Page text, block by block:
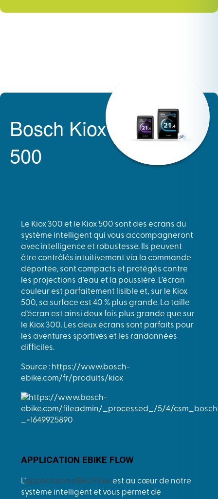
Bosch Kiox
500
Le Kiox 300 et le Kiox 500 sont des écrans du
système intelligent qui vous accompagneront
avec intelligence et robustesse. Ils peuvent
être contrôlés intuitivement via la commande
déportée, sont compacts et protégés contre
les projections d’eau et la poussière. L’écran
couleur est parfaitement lisible et, sur le Kiox
500, sa surface est 40 % plus grande. La taille
d’écran est ainsi deux fois plus grande que sur
le Kiox 300. Les deux écrans sont parfaits pour
les aventures sportives et les randonnées
difficiles.
Source : https://www.bosch-
ebike.com/fr/produits/kiox
APPLICATION EBIKE FLOW
L’application eBike Flow est au cœur de notre
système intelligent et vous permet de